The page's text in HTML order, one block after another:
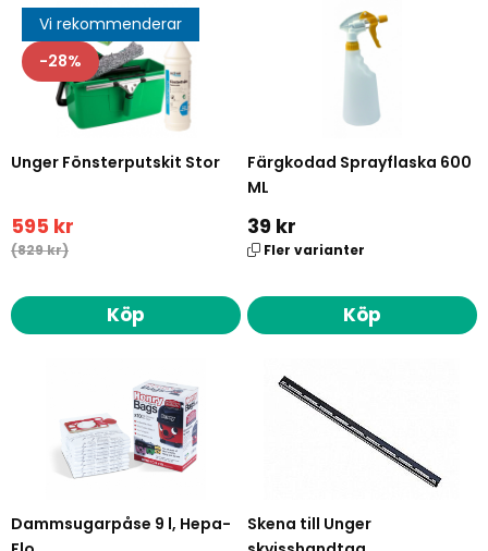
Vi rekommenderar
28
Unger Fönsterputskit Stor
595 kr
(829 kr)
Köp
Färgkodad Sprayflaska 600
ML
39 kr
Fler varianter
Köp
Dammsugarpåse 9 l, Hepa-
Skena till Unger